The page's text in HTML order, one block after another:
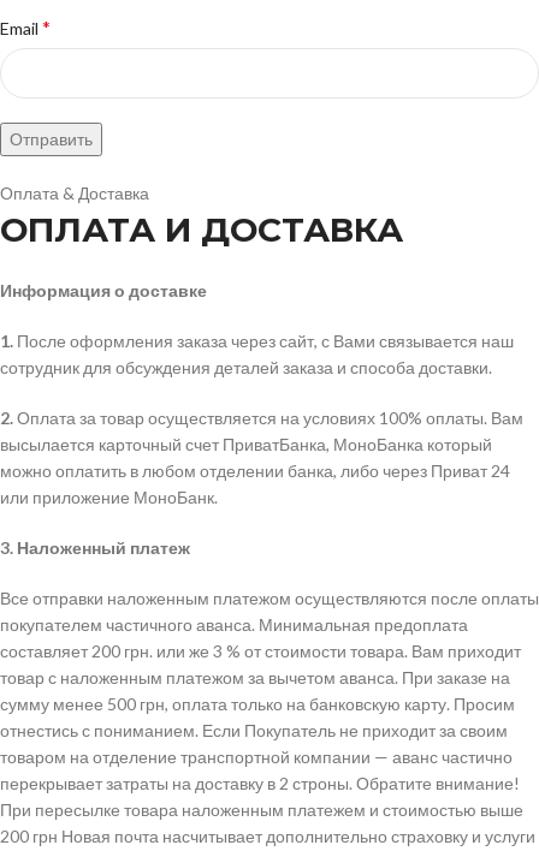
Email *
Оплата & Доставка
ОПЛАТА И ДОСТАВКА
Информация о доставке
1. После оформления заказа через сайт, с Вами связывается наш
сотрудник для обсуждения деталей заказа и способа доставки.
2.Оплата за товар осуществляется на условиях 100% оплаты. Вам
высылается карточный счет ПриватБанка, МоноБанка который
можно оплатить в любом отделении банка, либо через Приват 24
или приложение МоноБанк.
3. Наложенный платеж
Все отправки наложенным платежом осуществляются после оплаты
покупателем частичного аванса. Минимальная предоплата
составляет 200 грн. или же 3 % от стоимости товара. Вам приходит
товар с наложенным платежом за вычетом аванса. При заказе на
сумму менее 500 грн, оплата только на банковскую карту. Просим
отнестись с пониманием. Если Покупатель не приходит за своим
товаром на отделение транспортной компании — аванс частично
перекрывает затраты на доставку в 2 строны. Обратите внимание!
При пересылке товара наложенным платежем и стоимостью выше
200 грн Новая почта насчитывает дополнительно страховку и услуги